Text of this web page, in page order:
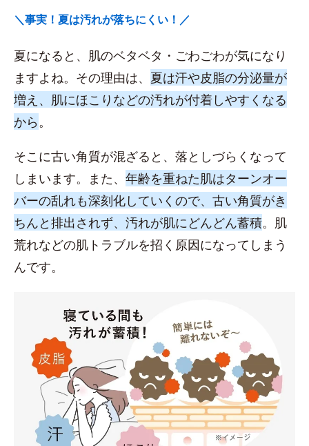
＼事実！夏は汚れが落ちにくい！／
夏になると、肌のベタベタ・ごわごわが気になり
ますよね。その理由は、 夏は汗や皮脂の分泌量が
増え、肌にほこりなどの汚れが付着しやすくなる
から 。
そこに古い角質が混ざると、落としづらくなって
しまいます。また、 年齢を重ねた肌はターンオー
バーの乱れも深刻化していくので、古い角質がき
ちんと排出されず、汚れが肌にどんどん蓄積。肌
荒れなどの肌トラブルを招く原因になってしまう
んです。